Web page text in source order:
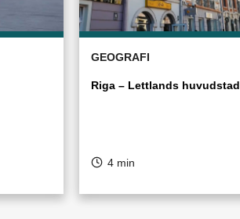
GEOGRAFI
Riga – Lettlands huvudstad
4 min